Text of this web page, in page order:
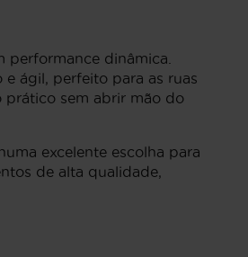
performance dinâmica.
e ágil, perfeito para as ruas
prático sem abrir mão do
excelente escolha para
de alta qualidade,